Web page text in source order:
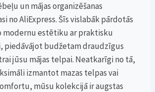
un mājas organizēšanas
no AliExpress. Šīs vislabāk pārdotās
modernu estētiku ar praktisku
piedāvājot budžetam draudzīgus
jūsu mājas telpai. Neatkarīgi no tā,
izmantot mazas telpas vai
mūsu kolekcijā ir augstas